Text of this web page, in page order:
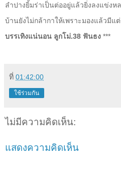
ลำปางยิ้มร่าเป็นต่ออยู่แล้วยิ่งลงแข่งห
บ้านยังไม่กล้ากาให้เพราะมองแล้วมีแ
บรรเทิงแน่นอน ลูกโม่.38 ฟันธง ***
ที่ 01:42:00
ใช้ร่วมกัน
ไม่มีความคิดเห็น:
แสดงความคิดเห็น